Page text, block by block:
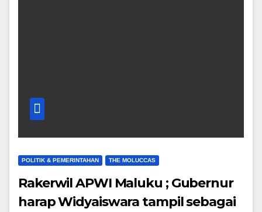
POLITIK & PEMERINTAHAN THE MOLUCCAS
Rakerwil APWI Maluku ; Gubernur
harap Widyaiswara tampil sebagai